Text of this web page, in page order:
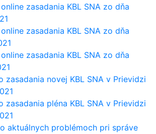
zasadania KBL SNA zo dňa
zasadania KBL SNA zo dňa
zasadania KBL SNA zo dňa
zasadania novej KBL SNA v Prievidzi
zasadania pléna KBL SNA v Prievidzi
aktuálnych problémoch pri správe